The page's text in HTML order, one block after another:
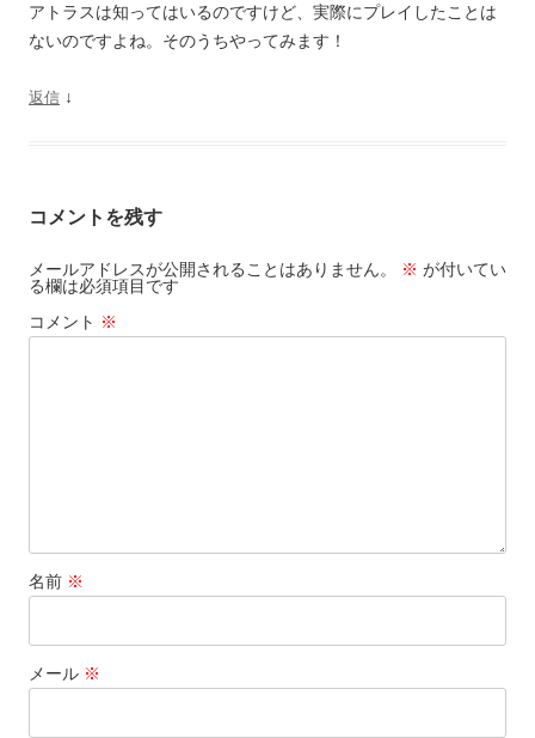
アトラスは知ってはいるのですけど、実際にプレイしたことは
ないのですよね。そのうちやってみます！
返信 ↓
コメントを残す
メールアドレスが公開されることはありません。 ※ が付いてい
る欄は必須項目です
コメント ※
名前 ※
メール ※